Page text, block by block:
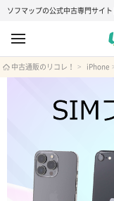
ソフマップの公式中古専門サイト
中古通販のリコレ！ iPhone